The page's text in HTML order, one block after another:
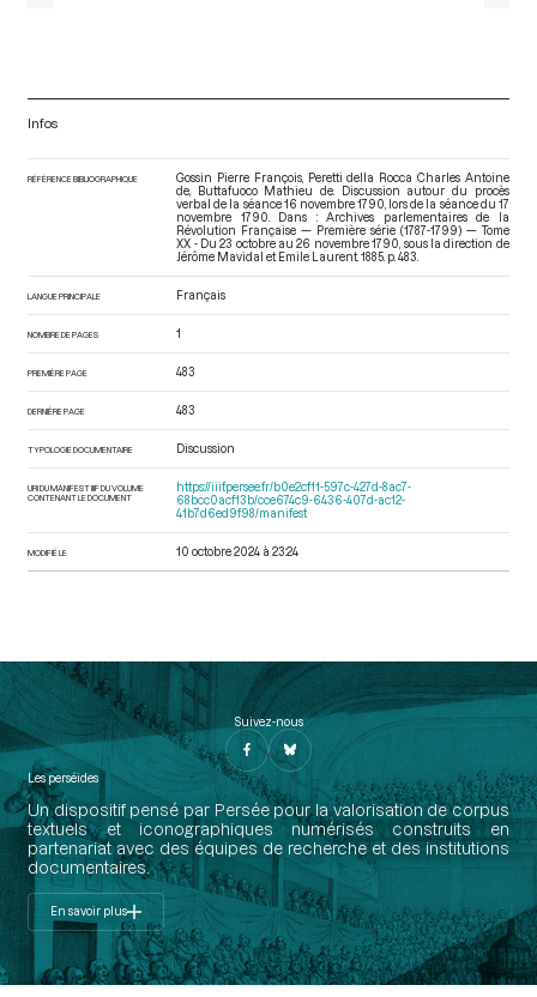
Infos
RÉFÉRENCE BIBLIOGRAPHIQUE
Gossin Pierre François, Peretti della Rocca Charles Antoine
de, Buttafuoco Mathieu de. Discussion autour du procès
verbal de la séance 16 novembre 1790, lors de la séance du 17
novembre 1790. Dans : Archives parlementaires de la
Révolution Française — Première série (1787-1799) — Tome
XX - Du 23 octobre au 26 novembre 1790 , sous la direction de
Jérôme Mavidal et Emile Laurent. 1885. p. 483.
LANGUE PRINCIPALE Français
NOMBRE DE PAGES 1
PREMIÈRE PAGE 483
DERNIÈRE PAGE 483
TYPOLOGIE DOCUMENTAIRE Discussion
URI DU MANIFEST IIIF DU VOLUME
CONTENANT LE DOCUMENT
https://iiif.persee.fr/b0e2cf11-597c-427d-8ac7-
68bcc0acf13b/cce674c9-6436-407d-ac12-
41b7d6ed9f98/manifest
MODIFIÉ LE 10 octobre 2024 à 23:24
Suivez-nous
Les perséides
Un dispositif pensé par Persée pour la valorisation de corpus
textuels et iconographiques numérisés construits en
partenariat avec des équipes de recherche et des institutions
documentaires.
En savoir plus